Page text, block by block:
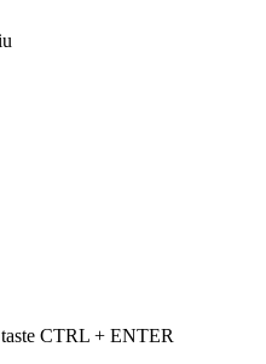
taste CTRL + ENTER